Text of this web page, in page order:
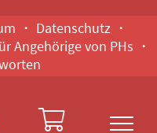
Datenschutz
Angehörige von PHs